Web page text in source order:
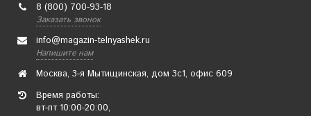
8 (800) 700-93-18
Заказать звонок
info@magazin-telnyashek.ru
Напишите нам
Москва, 3-я Мытищинская, дом 3с1, офис 609
Время работы:
вт-пт 10:00-20:00,